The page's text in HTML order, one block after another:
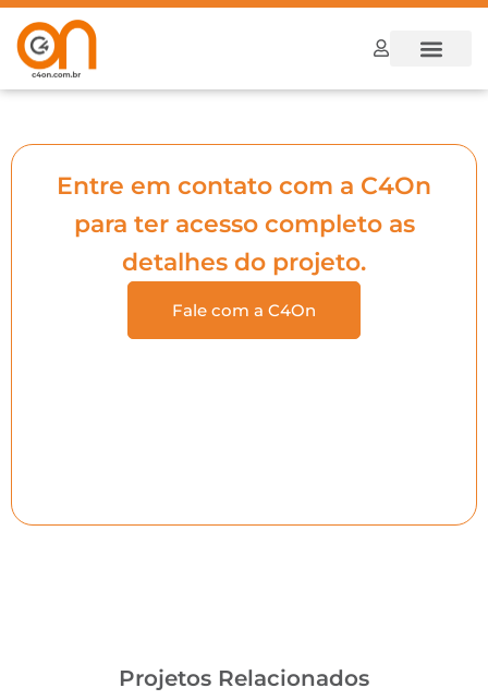
Entre em contato com a C4On
para ter acesso completo as
detalhes do projeto.
Fale com a C4On
Projetos Relacionados